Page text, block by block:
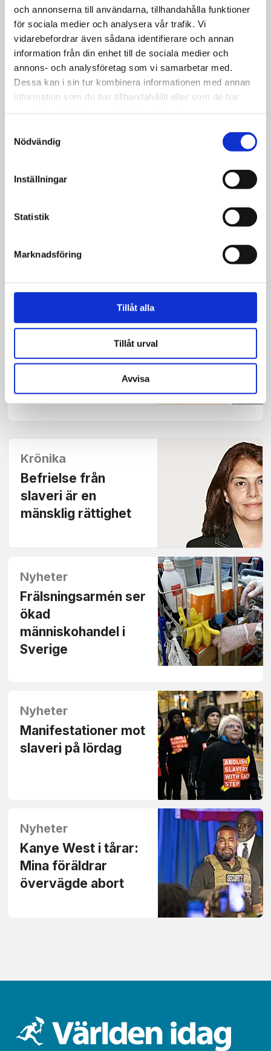
och annonserna till användarna, tillhandahålla funktioner
för sociala medier och analysera vår trafik. Vi
vidarebefordrar även sådana identifierare och annan
information från din enhet till de sociala medier och
annons- och analysföretag som vi samarbetar med.
Dessa kan i sin tur kombinera informationen med annan
information som du har tillhandahållit eller som de har
Nödvändig
Inställningar
Statistik
Marknadsföring
Tillåt alla
Tillåt urval
Avvisa
Nyheter
FN-rapport: 50
miljoner fast i
”modernt slaveri”
Tro och liv
lyckades avskaffa
brittiska imperiet
Krönika
Befrielse från
slaveri är en
mänsklig rättighet
Nyheter
Frälsningsarmén ser
ökad
människohandel i
Sverige
Nyheter
Manifestationer mot
slaveri på lördag
Nyheter
Kanye West i tårar:
Mina föräldrar
övervägde abort